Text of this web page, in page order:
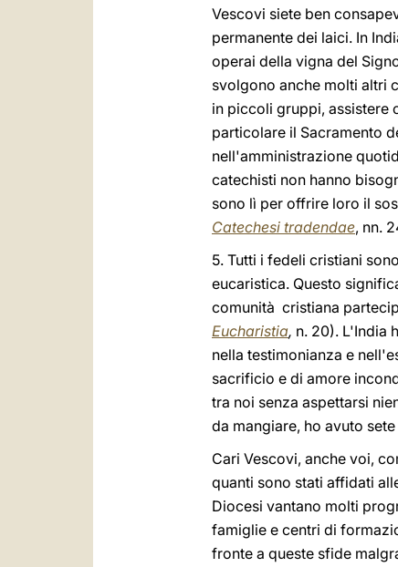
Vescovi siete ben
permanente dei laici. In
operai della vigna del
svolgono anche molti altri
in piccoli gruppi, assistere
particolare il Sacramento
nell'amministrazione
catechisti non hanno
sono lì per offrire loro il
Catechesi tradendae, nn.
5. Tutti i fedeli cristiani
eucaristica. Questo
comunità cristiana
Eucharistia, n. 20). L'India
nella testimonianza e
sacrificio e di amore
tra noi senza aspettarsi
da mangiare, ho avuto
Cari Vescovi, anche voi,
quanti sono stati affidati
Diocesi vantano molti
famiglie e centri di
fronte a queste sfide